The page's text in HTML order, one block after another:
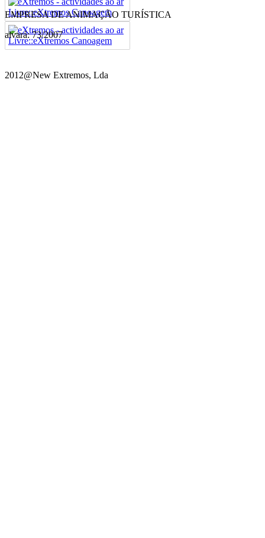
EMPRESA DE ANIMAÇÃO TURÍSTICA
alvará: 73/2007
2012@New Extremos, Lda